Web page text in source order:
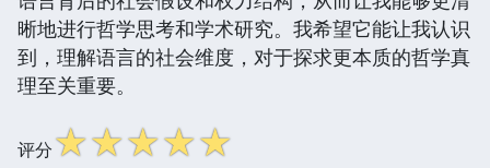
晰地进行哲学思考和学术研究。我希望它能让我认识
到，理解语言的社会维度，对于探求更本质的哲学真
理至关重要。
评分☆☆☆☆☆